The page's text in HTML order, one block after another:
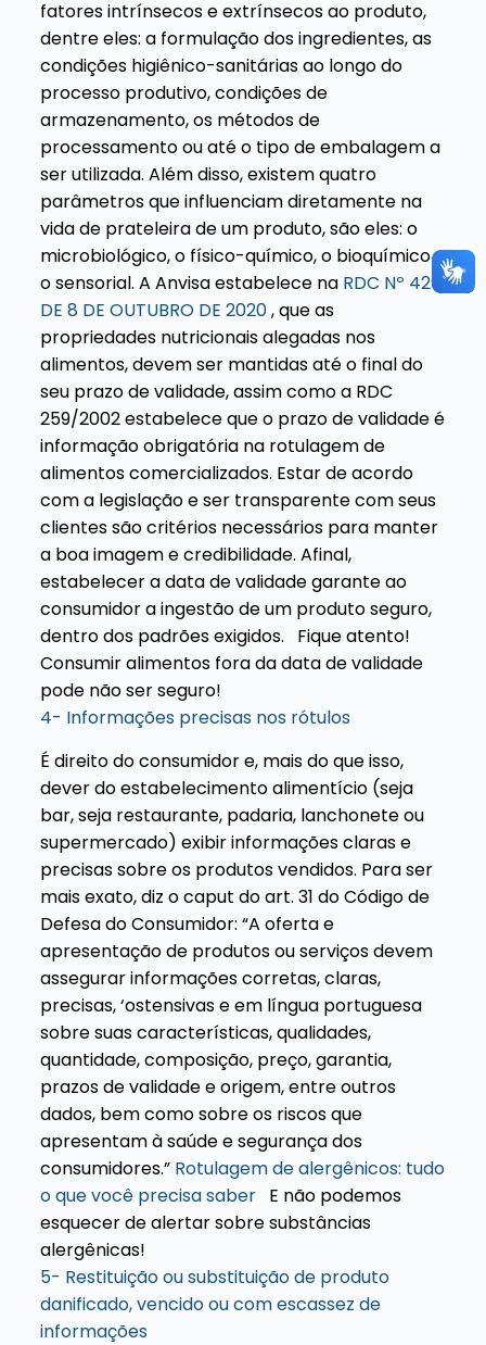
fatores intrínsecos e extrínsecos ao produto,
dentre eles: a formulação dos ingredientes, as
condições higiênico-sanitárias ao longo do
processo produtivo, condições de
armazenamento, os métodos de
processamento ou até o tipo de embalagem a
ser utilizada. Além disso, existem quatro
parâmetros que influenciam diretamente na
vida de prateleira de um produto, são eles: o
microbiológico, o físico-químico, o bioquímico e
o sensorial. A Anvisaestabelece na RDC Nº 429,
DE 8 DE OUTUBRO DE 2020, que as
propriedades nutricionais alegadas nos
alimentos, devem ser mantidas até o final do
seu prazo de validade, assim como a RDC
259/2002 estabelece que o prazo de validade é
informação obrigatória na rotulagem de
alimentos comercializados. Estar de acordo
com a legislação e ser transparente com seus
clientes são critérios necessários para manter
a boa imagem e credibilidade. Afinal,
estabelecer a data de validade garante ao
consumidor a ingestão de um produto seguro,
dentro dos padrões exigidos.
Fique atento!
Consumir alimentos fora da data de validade
pode não ser seguro!
4- Informações precisas nos rótulos
É direito do consumidor e, mais do que isso,
dever do estabelecimento alimentício (seja
bar, seja restaurante, padaria, lanchonete ou
supermercado) exibir informações claras e
precisas sobre os produtos vendidos. Para ser
mais exato, diz o caput do art. 31 do Código de
Defesa do Consumidor: “A oferta e
apresentação de produtos ou serviços devem
assegurar informações corretas, claras,
precisas, ‘ostensivas e em língua portuguesa
sobre suas características, qualidades,
quantidade, composição, preço, garantia,
prazos de validade e origem, entre outros
dados, bem como sobre os riscos que
apresentam à saúde e segurança dos
consumidores.” Rotulagem de alergênicos: tudo
o que você precisa saber E não podemos
esquecer de alertar sobre substâncias
alergênicas!
5- Restituição ou substituição de produto
danificado, vencido ou com escassez de
informações